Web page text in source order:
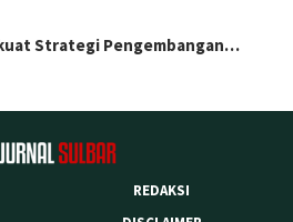
Strategi Pengembangan…
REDAKSI